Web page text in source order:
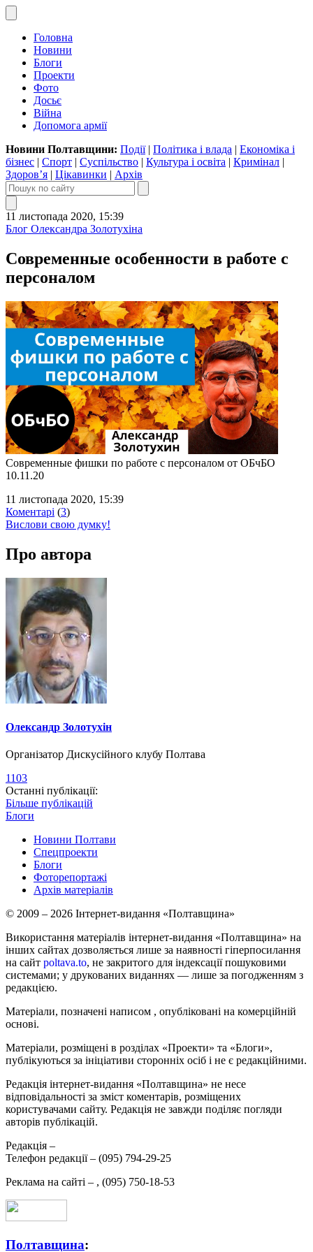
Головна
Новини
Блоги
Проекти
Фото
Досьє
Війна
Допомога армії
Новини Полтавщини: Події| Політика і влада | Економіка і
бізнес | Спорт | Суспільство | Культура і освіта | Кримінал |
Здоров’я | Цікавинки | Архів
11 листопада 2020, 15:39
Блог Олександра Золотухіна
Современные особенности в работе с
персоналом
Современные фишки по работе с персоналом от ОБчБО
10.11.20
11 листопада 2020, 15:39
Коментарі (3)
Вислови свою думку!
Про автора
Олександр Золотухін
Організатор Дискусійного клубу Полтава
1103
Останні публікації:
Більше публікацій
Блоги
Новини Полтави
Спецпроекти
Блоги
Фоторепортажі
Архів матеріалів
© 2009 – 2026 Інтернет-видання «Полтавщина»
Використання матеріалів інтернет-видання «Полтавщина» на
інших сайтах дозволяється лише за наявності гіперпосилання
на сайт poltava.to, не закритого для індексації пошуковими
системами; у друкованих виданнях — лише за погодженням з
редакцією.
Матеріали, позначені написом , опубліковані на комерційній
основі.
Матеріали, розміщені в розділах «Проекти» та «Блоги»,
публікуються за ініціативи сторонніх осіб і не є редакційними.
Редакція інтернет-видання «Полтавщина» не несе
відповідальності за зміст коментарів, розміщених
користувачами сайту. Редакція не завжди поділяє погляди
авторів публікацій.
Редакція –
Телефон редакції – (095) 794-29-25
Реклама на сайті – , (095) 750-18-53
Полтавщина: